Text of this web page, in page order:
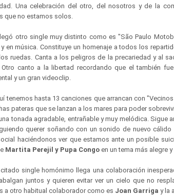
Una celebración del otro, del nosotros y de la
que no estamos solos.
otro single muy distinto como es "São Paulo
y en música. Constituye un homenaje a todos los
ruedas. Canta a los peligros de la precariedad y al
Otro canto a la libertad recordando que el también
y un gran videoclip.
tenemos hasta 13 canciones que arrancan con
pateras que se lanzan a los mares para poder
tonada agradable, entrañable y muy melódica. Sigue
querer soñando con un sonido de nuevo
haciéndonos ver que estamos ante un posible
Martita Perejil y Pupa Congo en un tema más alegre
single homónimo llega una colaboración
juntos y quieren evitar ver un cielo que no
a otro habitual colaborador como es Joan Garriga y la